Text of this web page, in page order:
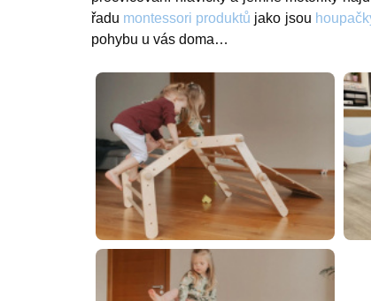
řadu montessori produktů jako jsou
pohybu u vás doma…